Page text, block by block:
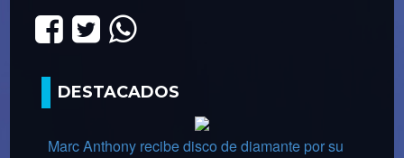
DESTACADOS
Marc Anthony recibe disco de diamante por su